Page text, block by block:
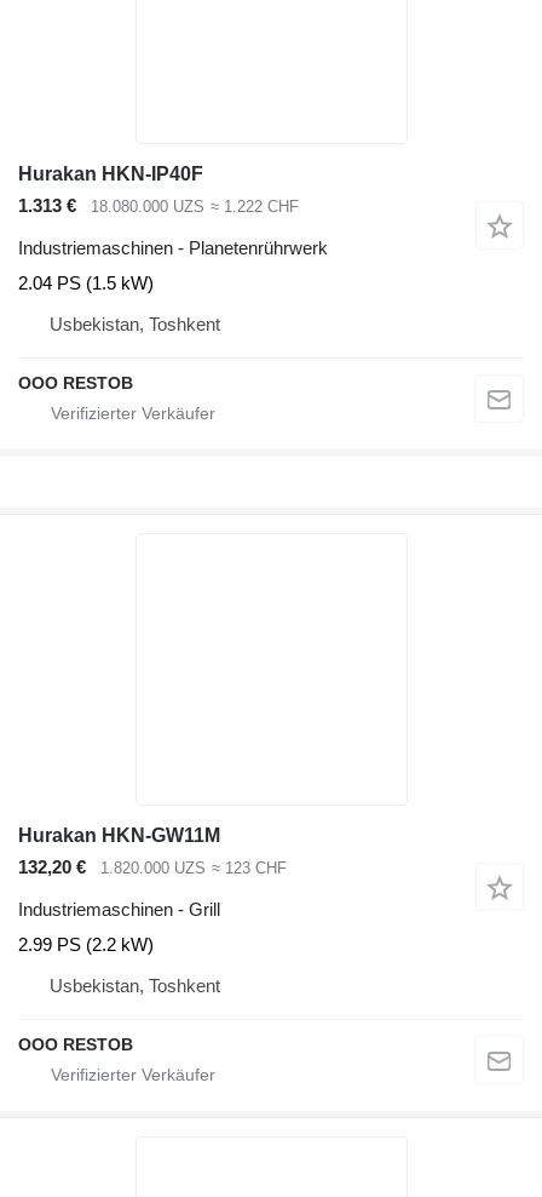
Hurakan HKN-IP40F
1.313 €
18.080.000 UZS ≈ 1.222 CHF
Industriemaschinen - Planetenrührwerk
2.04 PS (1.5 kW)
Usbekistan, Toshkent
OOO RESTOB
Hurakan HKN-GW11M
132,20 €
1.820.000 UZS ≈ 123 CHF
Industriemaschinen - Grill
2.99 PS (2.2 kW)
Usbekistan, Toshkent
OOO RESTOB